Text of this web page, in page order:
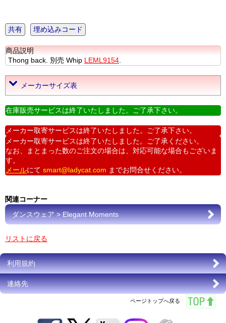
共有 埋め込みコード
商品説明
Thong back. 別売 Whip LEML9154
メーカーサイズ表
在庫販売サービスは終了いたしました。ご了承下さい。
メーカー取寄サービスは終了いたしました。ご了承下さい。
メーカー取寄サービスは終了いたしました。ご了承ください。
なお、まとまった数のご注文の場合は、対応可能な場合もございま
す。
メールにて smart@ladycat.com までお問合せください。
関連コーナー
ダンスウェア > Elegant Moments
リストに戻る
利用規約
連絡先
ページトップへ戻る